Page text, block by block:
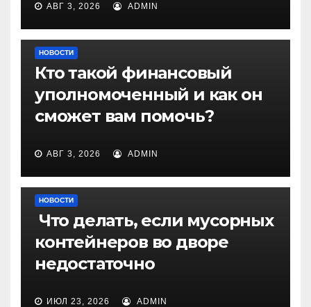
АВГ 3, 2026 ADMIN
НОВОСТИ
Кто такой финансовый
уполномоченный и как он
сможет вам помочь?
АВГ 3, 2026 ADMIN
НОВОСТИ
Что делать, если мусорных
контейнеров во дворе
недостаточно
ИЮЛ 23, 2026 ADMIN